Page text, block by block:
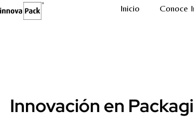
Inicio Conoce
Innovación en